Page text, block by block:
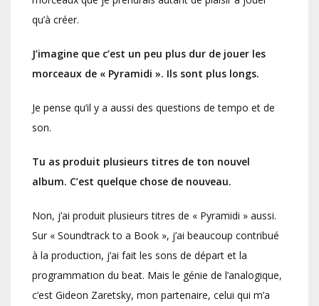
qu’à créer.
J’imagine que c’est un peu plus dur de jouer les
morceaux de « Pyramidi ». Ils sont plus longs.
Je pense qu’il y a aussi des questions de tempo et de
son.
Tu as produit plusieurs titres de ton nouvel
album. C’est quelque chose de nouveau.
Non, j’ai produit plusieurs titres de « Pyramidi » aussi.
Sur « Soundtrack to a Book », j’ai beaucoup contribué
à la production, j’ai fait les sons de départ et la
programmation du beat. Mais le génie de l’analogique,
c’est Gideon Zaretsky, mon partenaire, celui qui m’a